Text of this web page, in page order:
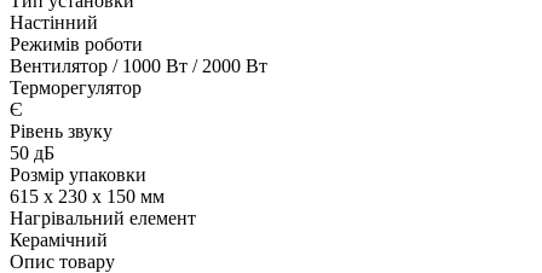
Настінний
Режимів роботи
Вентилятор / 1000 Вт / 2000 Вт
Терморегулятор
Є
Рівень звуку
50 дБ
Розмір упаковки
615 x 230 х 150 мм
Нагрівальний елемент
Керамічний
Опис товару